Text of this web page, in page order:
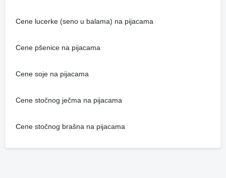
Cene lucerke (seno u balama) na pijacama
Cene pšenice na pijacama
Cene soje na pijacama
Cene stočnog ječma na pijacama
Cene stočnog brašna na pijacama